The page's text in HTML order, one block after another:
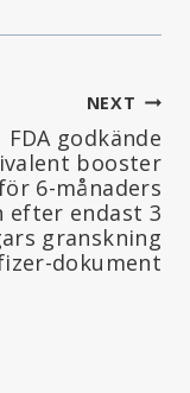
NEXT
FDA godkände
booster
6-månaders
efter endast 3
granskning
dokument